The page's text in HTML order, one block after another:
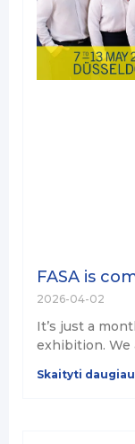
FASA is
2026-04-02
It’s just a
exhibition. We
Skaityti daugiau